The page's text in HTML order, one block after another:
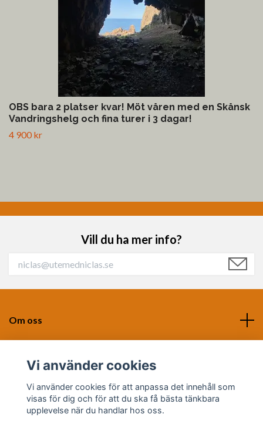
OBS bara 2 platser kvar! Möt våren med en Skånsk
Vandringshelg och fina turer i 3 dagar!
4 900 kr
Vill du ha mer info?
Om oss
Sociala medier
Vi använder cookies
Vi använder cookies för att anpassa det innehåll som
visas för dig och för att du ska få bästa tänkbara
upplevelse när du handlar hos oss.